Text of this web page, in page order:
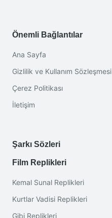
Önemli Bağlantılar
Ana Sayfa
Gizlilik ve Kullanım Sözleşmesi
Çerez Politikası
İletişim
Şarkı Sözleri
Film Replikleri
Kemal Sunal Replikleri
Kurtlar Vadisi Replikleri
Gibi Replikleri